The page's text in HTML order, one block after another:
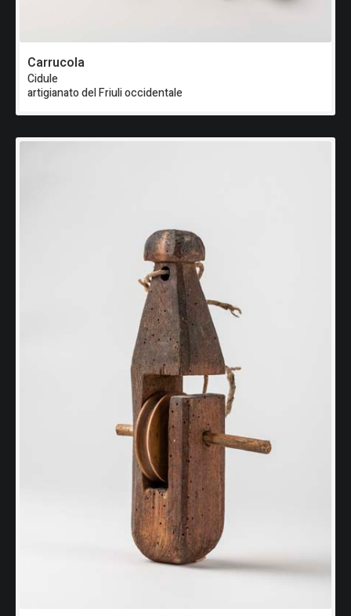
Carrucola
Cidule
artigianato del Friuli occidentale